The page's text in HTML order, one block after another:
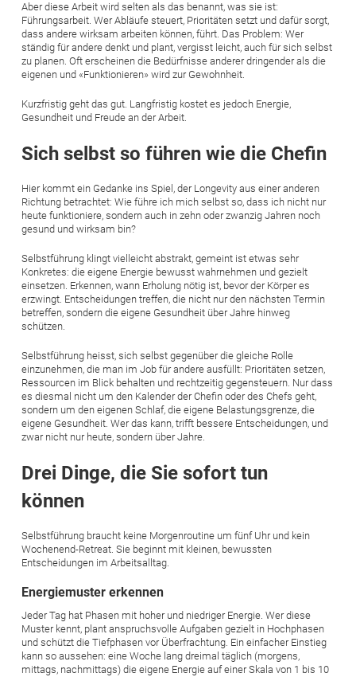
Aber diese Arbeit wird selten als das benannt, was sie ist:
Führungsarbeit. Wer Abläufe steuert, Prioritäten setzt und dafür sorgt,
dass andere wirksam arbeiten können, führt. Das Problem: Wer
ständig für andere denkt und plant, vergisst leicht, auch für sich selbst
zu planen. Oft erscheinen die Bedürfnisse anderer dringender als die
eigenen und «Funktionieren» wird zur Gewohnheit.
Kurzfristig geht das gut. Langfristig kostet es jedoch Energie,
Gesundheit und Freude an der Arbeit.
Sich selbst so führen wie die Chefin
Hier kommt ein Gedanke ins Spiel, der Longevity aus einer anderen
Richtung betrachtet: Wie führe ich mich selbst so, dass ich nicht nur
heute funktioniere, sondern auch in zehn oder zwanzig Jahren noch
gesund und wirksam bin?
Selbstführung klingt vielleicht abstrakt, gemeint ist etwas sehr
Konkretes: die eigene Energie bewusst wahrnehmen und gezielt
einsetzen. Erkennen, wann Erholung nötig ist, bevor der Körper es
erzwingt. Entscheidungen treffen, die nicht nur den nächsten Termin
betreffen, sondern die eigene Gesundheit über Jahre hinweg
schützen.
Selbstführung heisst, sich selbst gegenüber die gleiche Rolle
einzunehmen, die man im Job für andere ausfüllt: Prioritäten setzen,
Ressourcen im Blick behalten und rechtzeitig gegensteuern. Nur dass
es diesmal nicht um den Kalender der Chefin oder des Chefs geht,
sondern um den eigenen Schlaf, die eigene Belastungsgrenze, die
eigene Gesundheit. Wer das kann, trifft bessere Entscheidungen, und
zwar nicht nur heute, sondern über Jahre.
Drei Dinge, die Sie sofort tun
können
Selbstführung braucht keine Morgenroutine um fünf Uhr und kein
Wochenend-Retreat. Sie beginnt mit kleinen, bewussten
Entscheidungen im Arbeitsalltag.
Energiemuster erkennen
Jeder Tag hat Phasen mit hoher und niedriger Energie. Wer diese
Muster kennt, plant anspruchsvolle Aufgaben gezielt in Hochphasen
und schützt die Tiefphasen vor Überfrachtung. Ein einfacher Einstieg
kann so aussehen: eine Woche lang dreimal täglich (morgens,
mittags, nachmittags) die eigene Energie auf einer Skala von 1 bis 10